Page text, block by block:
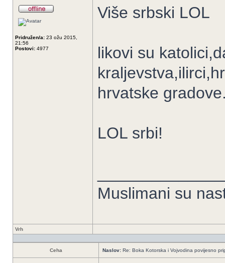
Pridružen/a: 23 ožu 2015,
21:56
Postovi: 4977
Više srbski LOL
likovi su
hrvatske
LOL srbi!
Muslimani su
Vrh
Ceha Naslov: Re: Boka Kotorska i Vojvodina povijesno